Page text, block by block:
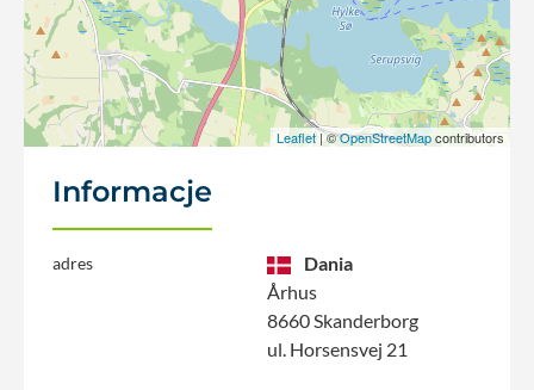
Leaflet| ©OpenStreetMapcontributors
Informacje
adres
Dania
Århus
8660 Skanderborg
ul. Horsensvej 21